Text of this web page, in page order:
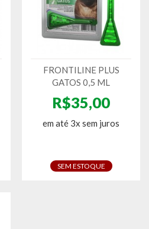
FRONTILINE PLUS
GATOS 0,5 ML
R$35,00
em até 3x sem juros
SEM ESTOQUE